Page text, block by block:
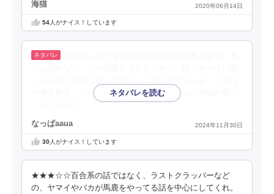
海猫 2020年06月14日
54人がナイス！しています
小学生男子。カースト上位のマジメとリリィの関係が良い
なっぱaaua 2024年11月30日
30人がナイス！しています
★★★☆☆百合系の話ではなく、ラストクラッパーなど
の、ヤマイやバカが馬鹿をやってる話を中心にしてくれ。